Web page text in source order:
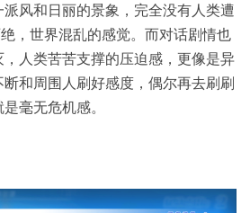
风和日丽的景象，完全没有人类遭
，世界混乱的感觉。而对话剧情也
人类苦苦支撑的压迫感，更像是异
和周围人刷好感度，偶尔再去刷刷
毫无危机感。